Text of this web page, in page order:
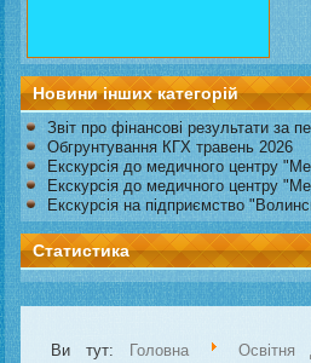
Новини інших категорій
Звіт про фінансові результати за
Обгрунтування КГХ травень 2026
Екскурсія до медичного центру
Екскурсія до медичного центру
Екскурсія на підприємство
Статистика
Ви тут: Головна Освітня